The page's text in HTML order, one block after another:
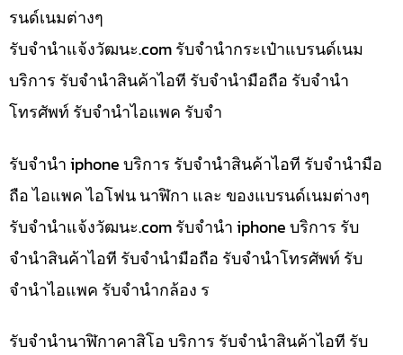
รนด์เนมต่างๆ
รับจํานําแจ้งวัฒนะ.com รับจำนำกระเป๋าแบรนด์เนม
บริการ รับจำนำสินค้าไอที รับจำนำมือถือ รับจำนำ
โทรศัพท์ รับจำนำไอแพค รับจำ
รับจำนำ iphone บริการ รับจำนำสินค้าไอที รับจำนำมือ
ถือ ไอแพค ไอโฟน นาฬิกา และ ของแบรนด์เนมต่างๆ
รับจํานําแจ้งวัฒนะ.com รับจำนำ iphone บริการ รับ
จำนำสินค้าไอที รับจำนำมือถือ รับจำนำโทรศัพท์ รับ
จำนำไอแพค รับจำนำกล้อง ร
รับจำนำนาฬิกาคาสิโอ บริการ รับจำนำสินค้าไอที รับ